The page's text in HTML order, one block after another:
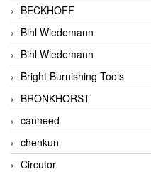
BECKHOFF
Bihl Wiedemann
Bihl Wiedemann
Bright Burnishing Tools
BRONKHORST
canneed
chenkun
Circutor